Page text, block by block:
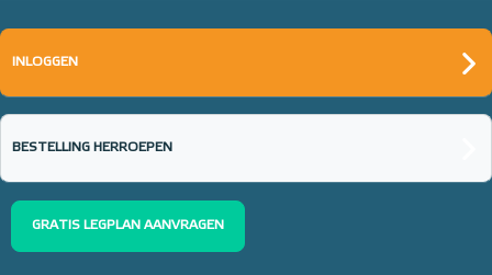
INLOGGEN
BESTELLING HERROEPEN
GRATIS LEGPLAN AANVRAGEN